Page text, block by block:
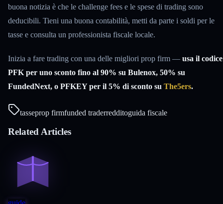
buona notizia è che le challenge fees e le spese di trading sono
deducibili. Tieni una buona contabilità, metti da parte i soldi per le
tasse e consulta un professionista fiscale locale.
Inizia a fare trading con una delle migliori prop firm — usa il codice
PFK per uno sconto fino al 90% su Bulenox, 50% su
FundedNext, o PFKEY per il 5% di sconto su The5ers.
tasseprop firmfunded traderredditoguida fiscale
Related Articles